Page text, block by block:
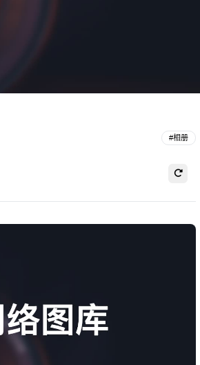
#相册